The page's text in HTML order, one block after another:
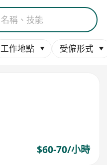
工作地點 受僱形式
$60-70/小時